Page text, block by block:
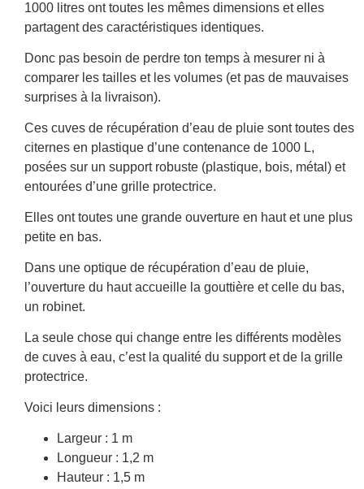
1000 litres ont toutes les mêmes dimensions et elles
partagent des caractéristiques identiques.
Donc pas besoin de perdre ton temps à mesurer ni à
comparer les tailles et les volumes (et pas de mauvaises
surprises à la livraison).
Ces cuves de récupération d’eau de pluie sont toutes des
citernes en plastique d’une contenance de 1000 L,
posées sur un support robuste (plastique, bois, métal) et
entourées d’une grille protectrice.
Elles ont toutes une grande ouverture en haut et une plus
petite en bas.
Dans une optique de récupération d’eau de pluie,
l’ouverture du haut accueille la gouttière et celle du bas,
un robinet.
La seule chose qui change entre les différents modèles
de cuves à eau, c’est la qualité du support et de la grille
protectrice.
Voici leurs dimensions :
Largeur : 1 m
Longueur : 1,2 m
Hauteur : 1,5 m